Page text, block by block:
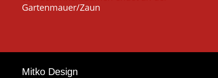
Gartenmauer/Zaun
Mitko Design